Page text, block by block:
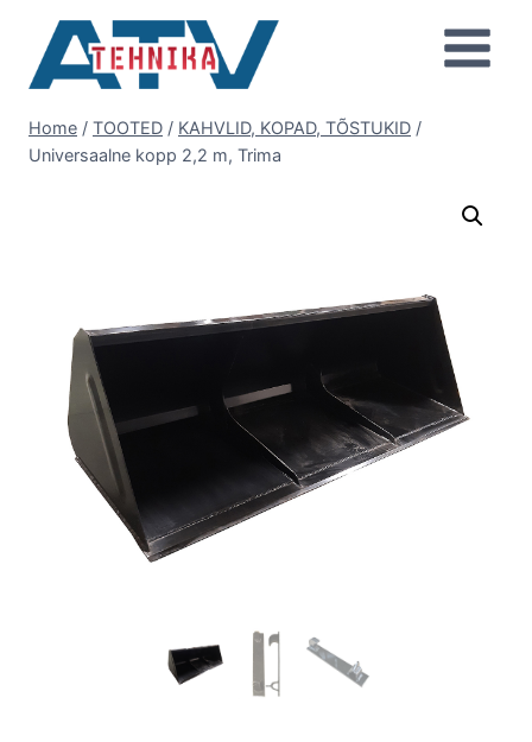
content
Home / TOOTED / KAHVLID, KOPAD, TÕSTUKID /
Universaalne kopp 2,2 m, Trima